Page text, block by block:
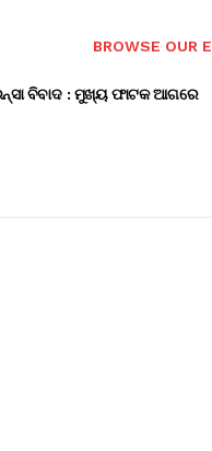
BROWSE OUR
ବିବାଦ : ମୁଖ୍ୟ ଫାଟକ ଆଗରେ